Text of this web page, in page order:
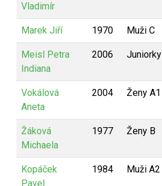
Vladimír
Marek Jiří 1970 Muži C
Meisl Petra
Indiana
2006 Juniorky
Vokálová
Aneta
2004 Ženy A1
Žáková
Michaela
1977 Ženy B
Kopáček
Pavel
1984 Muži A2